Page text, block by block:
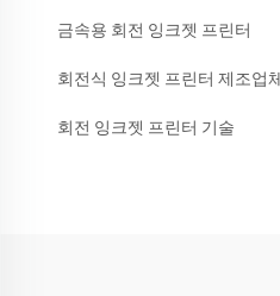
금속용 회전 잉크젯 프린터
회전식 잉크젯 프린터 제조업체
회전 잉크젯 프린터 기술